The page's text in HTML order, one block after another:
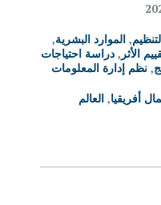
,الموارد البشرية ,
الأثر,دراسة احتياجات
نظم إدارة المعلومات
,العالم